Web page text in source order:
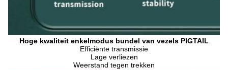
Hoge kwaliteit enkelmodus bundel van vezels PIGTAIL
Efficiënte transmissie
Lage verliezen
Weerstand tegen trekken